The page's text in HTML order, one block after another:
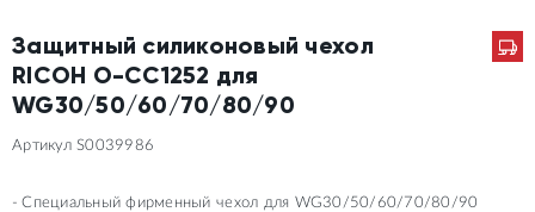
Защитный силиконовый чехол
RICOH O-CC1252 для
WG30/50/60/70/80/90
Артикул S0039986
Специальный фирменный чехол для WG30/50/60/70/80/90